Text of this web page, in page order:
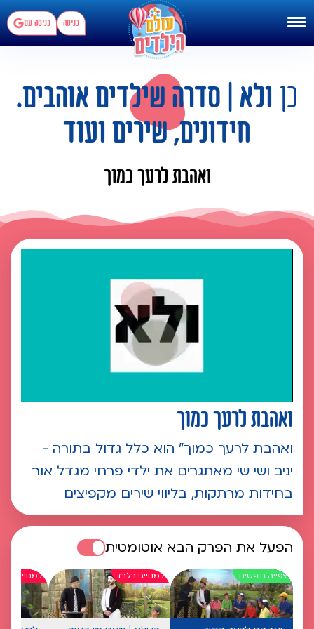
כניסה כניסה עם
כן ולא | סדרה שילדים אוהבים.
חידונים, שירים ועוד
ואהבת לרעך כמוך
ואהבת לרעך כמוך
ואהבת לרעך כמוך" הוא כלל גדול בתורה -
יניב ושי שי מאתגרים את ילדי פרחי מגדל אור
בחידות מרתקות, בליווי שירים מקפיצים
הפעל את הפרק הבא אוטומטית